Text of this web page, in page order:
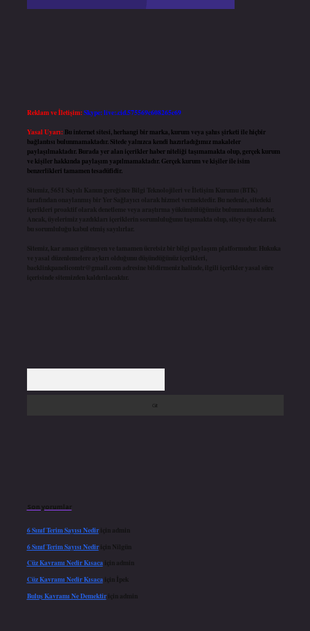
Reklam ve İletişim:Skype: live:.cid.575569c608265c69
Yasal Uyarı: Bu internet sitesi, herhangi bir marka, kurum veya şahıs şirketi ile hiçbir
bağlantısı bulunmamaktadır. Sitede yalnızca kendi hazırladığımız makaleler
paylaşılmaktadır. Burada yer alan içerikler haber niteliği taşımamakta olup, gerçek kurum
ve kişiler hakkında paylaşım yapılmamaktadır. Gerçek kurum ve kişiler ile isim
benzerlikleri tamamen tesadüfidir.
Sitemiz, 5651 Sayılı Kanun gereğince Bilgi Teknolojileri ve İletişim Kurumu (BTK)
tarafından onaylanmış bir Yer Sağlayıcı olarak hizmet vermektedir. Bu nedenle, sitedeki
içerikleri proaktif olarak denetleme veya araştırma yükümlülüğümüz bulunmamaktadır.
Ancak, üyelerimiz yazdıkları içeriklerin sorumluluğunu taşımakta olup, siteye üye olarak
bu sorumluluğu kabul etmiş sayılırlar.
Sitemiz, kar amacı gütmeyen ve tamamen ücretsiz bir bilgi paylaşım platformudur. Hukuka
ve yasal düzenlemelere aykırı olduğunu düşündüğünüz içerikleri,
backlinkpanelicomtr@gmail.com adresine bildirmeniz halinde, ilgili içerikler yasal süre
içerisinde sitemizden kaldırılacaktır.
Son yorumlar
6 Sınıf Terim Sayısı Nediriçin admin
6 Sınıf Terim Sayısı Nediriçin Nilgün
Cüz Kavramı Nedir Kısacaiçin admin
Cüz Kavramı Nedir Kısacaiçin
İpek
Buluş Kavramı Ne Demektiriçin admin